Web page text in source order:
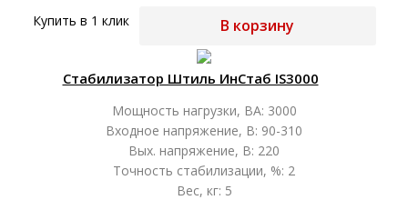
Купить в 1 клик В корзину
Стабилизатор Штиль ИнСтаб IS3000
Мощность нагрузки, ВА: 3000
Входное напряжение, В: 90-310
Вых. напряжение, В: 220
Точность стабилизации, %: 2
Вес, кг: 5